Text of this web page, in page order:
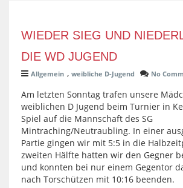
WIEDER SIEG UND
DIE WD JUGEND
Allgemein , weibliche D-Jugend No
Am letzten Sonntag trafen unsere
weiblichen D Jugend beim Turnier in
Spiel auf die Mannschaft des SG
Mintraching/Neutraubling. In einer
Partie gingen wir mit 5:5 in die
zweiten Hälfte hatten wir den Gegner
und konnten bei nur einem Gegentor
nach Torschützen mit 10:16 beenden.